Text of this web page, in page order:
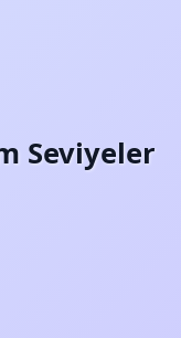
Seviyeler